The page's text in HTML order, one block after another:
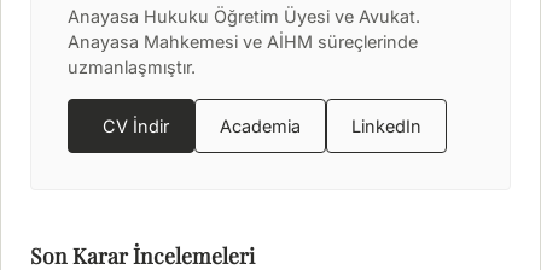
Anayasa Hukuku Öğretim Üyesi ve Avukat.
Anayasa Mahkemesi ve AİHM süreçlerinde
uzmanlaşmıştır.
CV İndir Academia LinkedIn
Son Karar İncelemeleri